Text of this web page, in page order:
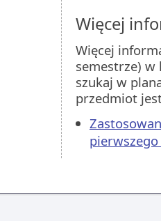
Więcej
Więcej
semestrze)
szukaj w
przedmiot